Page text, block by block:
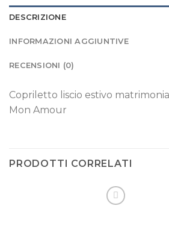
DESCRIZIONE
INFORMAZIONI AGGIUNTIVE
RECENSIONI (0)
Copriletto liscio estivo
Mon Amour
PRODOTTI CORRELATI